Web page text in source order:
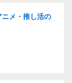
ニメ・推し活の